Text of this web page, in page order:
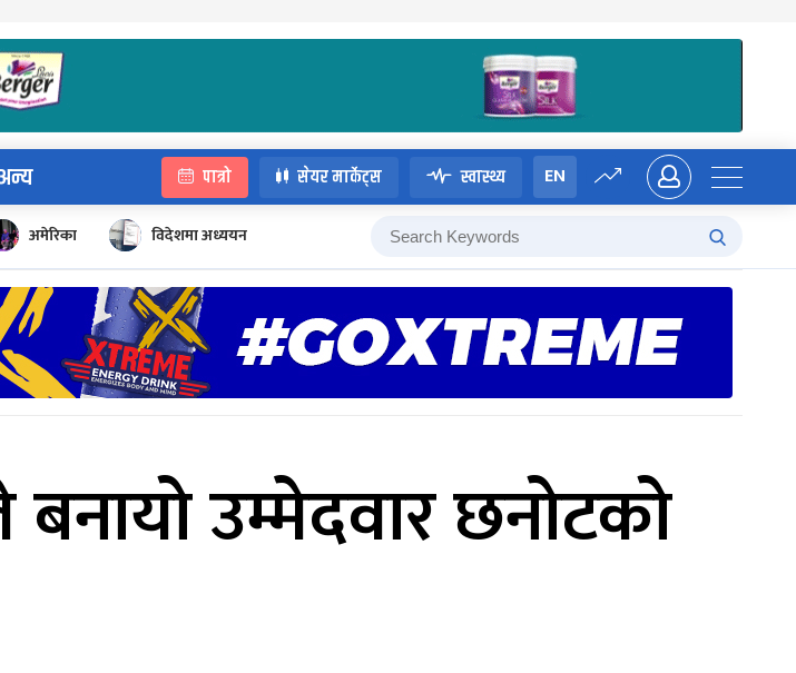
पात्रो सेयर मार्केट्स स्वास्थ्य EN
अमेरिका विदेशमा अध्ययन
उम्मेदवार छनोटको